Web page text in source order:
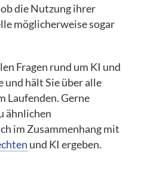
die Nutzung ihrer
möglicherweise sogar
Fragen rund um KI und
und hält Sie über alle
Laufenden. Gerne
ähnlichen
im Zusammenhang mit
und KI ergeben.